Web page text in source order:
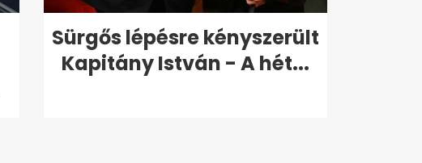
Sürgős lépésre kényszerült
Kapitány István - A hét...